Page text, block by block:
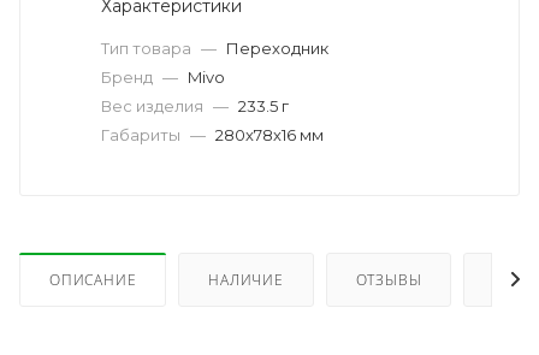
Характеристики
Тип товара — Переходник
Бренд — Mivo
Вес изделия — 233.5 г
Габариты — 280х78х16 мм
ОПИСАНИЕ НАЛИЧИЕ ОТЗЫВЫ КАК